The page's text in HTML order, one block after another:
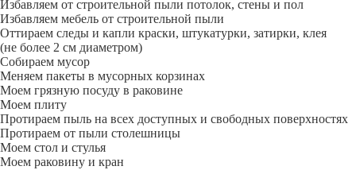
Избавляем от строительной пыли потолок, стены и пол
Избавляем мебель от строительной пыли
Оттираем следы и капли краски, штукатурки, затирки, клея
(не более 2 см диаметром)
Собираем мусор
Меняем пакеты в мусорных корзинах
Моем грязную посуду в раковине
Моем плиту
Протираем пыль на всех доступных и свободных поверхностях
Протираем от пыли столешницы
Моем стол и стулья
Моем раковину и кран